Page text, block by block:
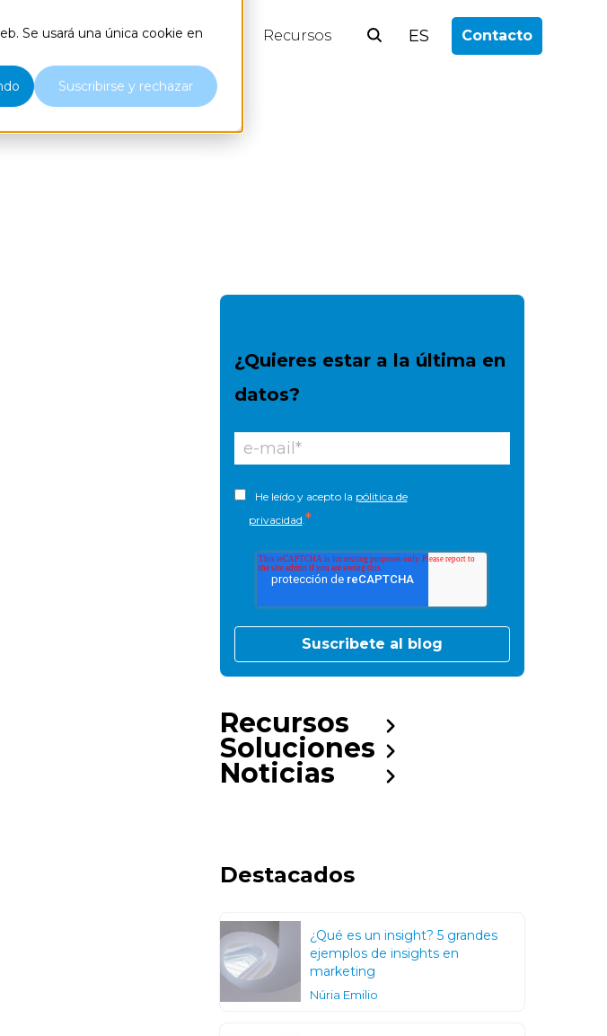
Se usará una única cookie en
Suscribirse y rechazar
Nosotros Blog Recursos ES Contacto
¿Quieres estar a la última en
datos?
He leído y acepto la pólitica de
privacidad *
Recursos
Soluciones
Noticias
Destacados
¿Qué es un insight? 5 grandes
ejemplos de insights en
marketing
Núria Emilio